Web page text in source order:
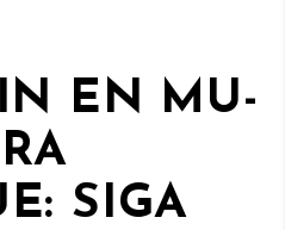
EN MU-
SIGA